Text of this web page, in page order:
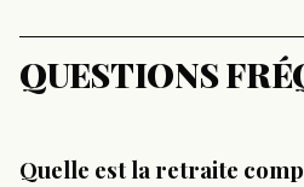
QUESTIONS
Quelle est la retraite